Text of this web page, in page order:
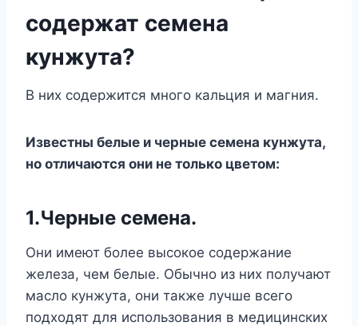
содержат семена
кунжута?
В них содержится много кальция и магния.
Известны белые и черные семена кунжута,
но отличаются они не только цветом:
1.Черные семена.
Они имеют более высокое содержание
железа, чем белые. Обычно из них получают
масло кунжута, они также лучше всего
подходят для использования в медицинских